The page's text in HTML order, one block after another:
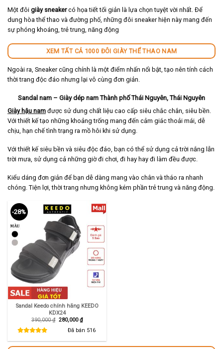
Một đôi giày sneakercó họa tiết tối giản là lựa chọn tuyệt vời nhất. Để
dung hòa thể thao và đường phố, những đôi sneaker hiện này mang đến
sự phóng khoáng, trẻ trung, năng động
XEM TẤT CẢ 1000 ĐÔI GIÀY THỂ THAO NAM
Ngoài ra, Sneaker cũng chính là một điểm nhấn nổi bật, tạo nên tính cách
thời trang độc đáo nhưng lại vô cùng đơn giản.
Sandal nam – Giày dép nam Thành phố Thái Nguyên, Thái Nguyên
Giày hậu nam được sử dung chất liệu cao cấp siêu chắc chắn, siêu bền.
Với thiết kế tạo những khoảng trống mang đến cảm giác thoải mái, dễ
chịu, hạn chế tình trạng ra mồ hôi khi sử dụng.
Với thiết kế siêu bền và siêu độc đáo, bạn có thể sử dụng cả trời nắng lẫn
trời mưa, sử dụng cả những giờ đi chơi, đi hay hay đi làm đều được.
Kiểu dáng đơn giản để bạn dễ dàng mang vào chân và tháo ra nhanh
chóng. Tiện lợi, thời trang nhưng không kém phần trẻ trung và năng động.
-28%
Sandal Keedo chính hãng KEEDO
KDX24
390,000₫ Giá
280,000₫Giá
hiện
tại
Đã bán 516